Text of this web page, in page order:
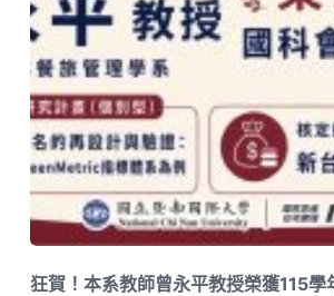
狂賀！本系教師曾永平教授榮獲115學